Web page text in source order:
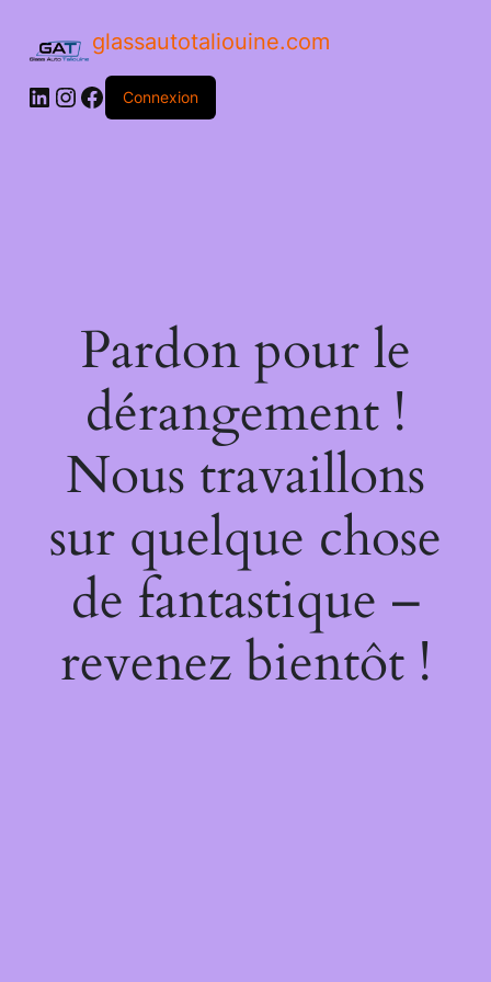
glassautotaliouine.com
Connexion
Pardon pour le
dérangement !
Nous travaillons
sur quelque chose
de fantastique –
revenez bientôt !